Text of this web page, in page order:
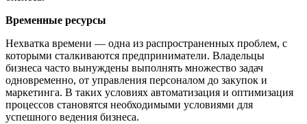
Временные ресурсы
Нехватка времени — одна из распространенных проблем, с
которыми сталкиваются предприниматели. Владельцы
бизнеса часто вынуждены выполнять множество задач
одновременно, от управления персоналом до закупок и
маркетинга. В таких условиях автоматизация и оптимизация
процессов становятся необходимыми условиями для
успешного ведения бизнеса.